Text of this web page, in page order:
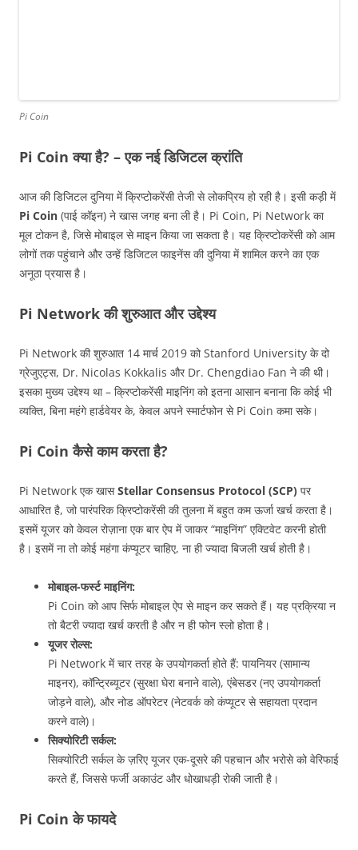
Pi Coin
Pi Coin क्या है? – एक नई डिजिटल क्रांति
आज की डिजिटल दुनिया में क्रिप्टोकरेंसी तेजी से लोकप्रिय हो रही है। इसी कड़ी में
Pi Coin (पाई कॉइन) ने खास जगह बना ली है। Pi Coin, Pi Network का
मूल टोकन है, जिसे मोबाइल से माइन किया जा सकता है। यह क्रिप्टोकरेंसी को आम
लोगों तक पहुंचाने और उन्हें डिजिटल फाइनेंस की दुनिया में शामिल करने का एक
अनूठा प्रयास है।
Pi Network की शुरुआत और उद्देश्य
Pi Network की शुरुआत 14 मार्च 2019 को Stanford University के दो
ग्रेजुएट्स, Dr. Nicolas Kokkalis और Dr. Chengdiao Fan ने की थी।
इसका मुख्य उद्देश्य था – क्रिप्टोकरेंसी माइनिंग को इतना आसान बनाना कि कोई भी
व्यक्ति, बिना महंगे हार्डवेयर के, केवल अपने स्मार्टफोन से Pi Coin कमा सके।
Pi Coin कैसे काम करता है?
Pi Network एक खासStellar Consensus Protocol (SCP) पर
आधारित है, जो पारंपरिक क्रिप्टोकरेंसी की तुलना में बहुत कम ऊर्जा खर्च करता है।
इसमें यूजर को केवल रोज़ाना एक बार ऐप में जाकर “माइनिंग” एक्टिवेट करनी होती
है। इसमें ना तो कोई महंगा कंप्यूटर चाहिए, ना ही ज्यादा बिजली खर्च होती है।
मोबाइल-फर्स्ट माइनिंग:
Pi Coin को आप सिर्फ मोबाइल ऐप से माइन कर सकते हैं। यह प्रक्रिया न
तो बैटरी ज्यादा खर्च करती है और न ही फोन स्लो होता है।
यूजर रोल्स:
Pi Network में चार तरह के उपयोगकर्ता होते हैं: पायनियर (सामान्य
माइनर), कॉन्ट्रिब्यूटर (सुरक्षा घेरा बनाने वाले), एंबेसडर (नए उपयोगकर्ता
जोड़ने वाले), और नोड ऑपरेटर (नेटवर्क को कंप्यूटर से सहायता प्रदान
करने वाले)।
सिक्योरिटी सर्कल:
सिक्योरिटी सर्कल के ज़रिए यूजर एक-दूसरे की पहचान और भरोसे को वेरिफाई
करते हैं, जिससे फर्जी अकाउंट और धोखाधड़ी रोकी जाती है।
Pi Coin के फायदे